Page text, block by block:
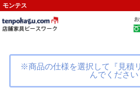
モンテス
※商品の仕様を選択して『見積
んでください